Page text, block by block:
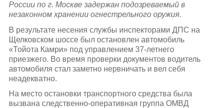
России по г. Москве задержан подозреваемый в
незаконном хранении огнестрельного оружия.
В результате несения службы инспекторами ДПС на
Щелковском шоссе был остановлен автомобиль
«Тойота Камри» под управлением 37-летнего
приезжего. Во время проверки документов водитель
автомобиля стал заметно нервничать и вел себя
неадекватно.
На место остановки транспортного средства была
вызвана следственно-оперативная группа ОМВД